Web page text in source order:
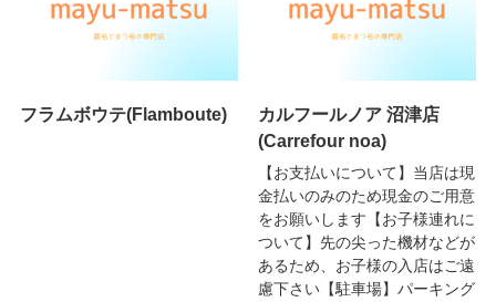
フラムボウテ(Flamboute)
カルフールノア 沼津店
(Carrefour noa)
【お支払いについて】当店は現
金払いのみのため現金のご用意
をお願いします【お子様連れに
ついて】先の尖った機材などが
あるため、お子様の入店はご遠
慮下さい【駐車場】パーキング